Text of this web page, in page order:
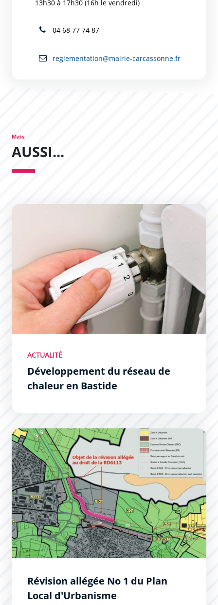
13h30 à 17h30 (16h le vendredi)
04 68 77 74 87
reglementation@mairie-carcassonne.fr
Mais
AUSSI...
Développement du réseau de chaleur en Bastide
ACTUALITÉ
Développement du réseau de
chaleur en Bastide
Révision allégée No 1 du Plan Local d&#039;Urbanisme
Révision allégée No 1 du Plan
Local d'Urbanisme